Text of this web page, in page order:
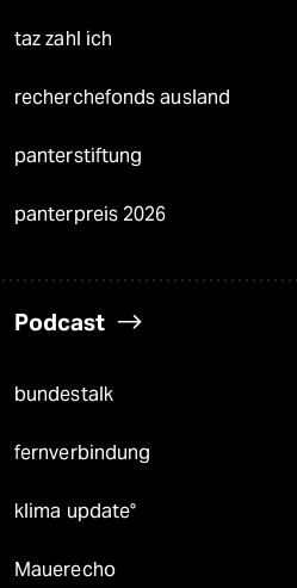
taz zahl ich
recherchefonds ausland
panterstiftung
panterpreis 2026
Podcast
bundestalk
fernverbindung
klima update°
Mauerecho